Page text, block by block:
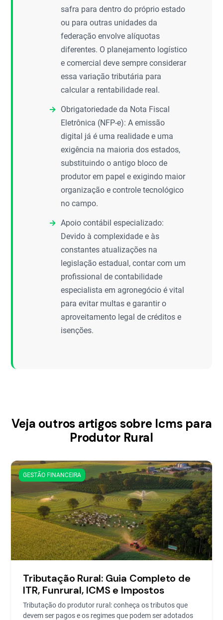
safra para dentro do próprio estado
ou para outras unidades da
federação envolve alíquotas
diferentes. O planejamento logístico
e comercial deve sempre considerar
essa variação tributária para
calcular a rentabilidade real.
Obrigatoriedade da Nota Fiscal
Eletrônica (NFP-e): A emissão
digital já é uma realidade e uma
exigência na maioria dos estados,
substituindo o antigo bloco de
produtor em papel e exigindo maior
organização e controle tecnológico
no campo.
Apoio contábil especializado:
Devido à complexidade e às
constantes atualizações na
legislação estadual, contar com um
profissional de contabilidade
especialista em agronegócio é vital
para evitar multas e garantir o
aproveitamento legal de créditos e
isenções.
Veja outros artigos sobre Icms para
Produtor Rural
GESTÃO FINANCEIRA
Tributação Rural: Guia Completo de
ITR, Funrural, ICMS e Impostos
Tributação do produtor rural: conheça os tributos que
devem ser pagos e os regimes que podem ser adotados